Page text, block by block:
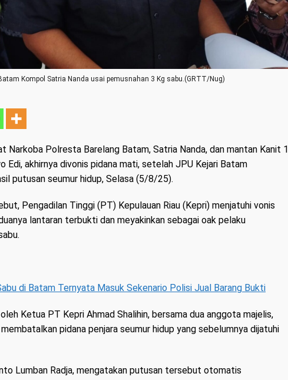
Kompol Satria Nanda usai pemusnahan 3 Kg sabu.(GRTT/Nug)
Narkoba Polresta Barelang Batam, Satria Nanda, dan mantan Kanit 1
Edi, akhirnya divonis pidana mati, setelah JPU Kejari Batam
putusan seumur hidup, Selasa (5/8/25).
Pengadilan Tinggi (PT) Kepulauan Riau (Kepri) menjatuhi vonis
lantaran terbukti dan meyakinkan sebagai oak pelaku
di Batam Ternyata Masuk Sekenario Polisi Jual Barang Bukti
Ketua PT Kepri Ahmad Shalihin, bersama dua anggota majelis,
pidana penjara seumur hidup yang sebelumnya dijatuhi
Lumban Radja, mengatakan putusan tersebut otomatis